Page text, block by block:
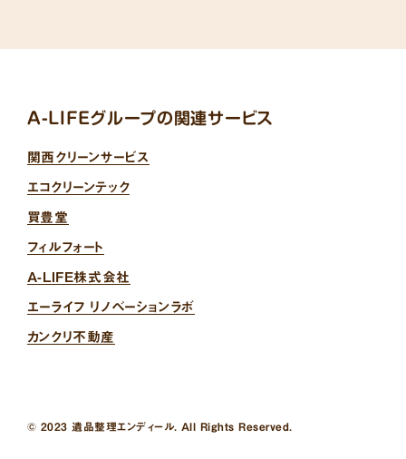
A-LIFEグループの関連サービス
関西クリーンサービス
エコクリーンテック
買豊堂
フィルフォート
A-LIFE株式会社
エーライフ リノベーションラボ
カンクリ不動産
© 2023 遺品整理エンディール. All Rights Reserved.